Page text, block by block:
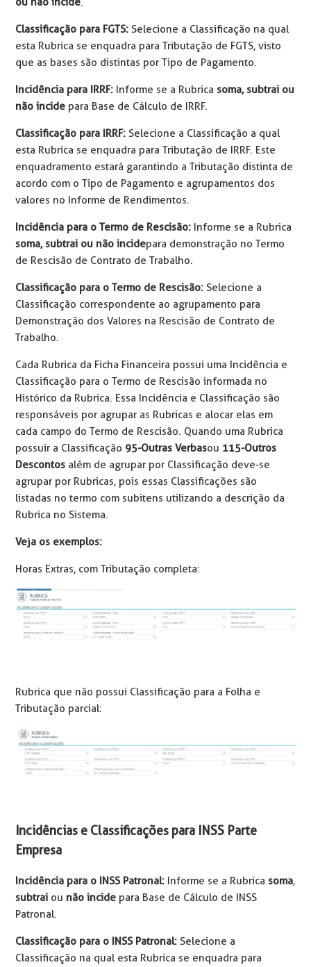
Classificação para FGTS: Selecione a Classificação na qual
esta Rubrica se enquadra para Tributação de FGTS, visto
que as bases são distintas por Tipo de Pagamento.
Incidência para IRRF: Informe se a Rubrica soma, subtrai ou
não incide para Base de Cálculo de IRRF.
Classificação para IRRF: Selecione a Classificação a qual
esta Rubrica se enquadra para Tributação de IRRF. Este
enquadramento estará garantindo a Tributação distinta de
acordo com o Tipo de Pagamento e agrupamentos dos
valores no Informe de Rendimentos.
Incidência para o Termo de Rescisão: Informe se a Rubrica
soma, subtrai ou não incidepara demonstração no Termo
de Rescisão de Contrato de Trabalho.
Classificação para o Termo de Rescisão: Selecione a
Classificação correspondente ao agrupamento para
Demonstração dos Valores na Rescisão de Contrato de
Trabalho.
Cada Rubrica da Ficha Financeira possui uma Incidência e
Classificação para o Termo de Rescisão informada no
Histórico da Rubrica. Essa Incidência e Classificação são
responsáveis por agrupar as Rubricas e alocar elas em
cada campo do Termo de Rescisão. Quando uma Rubrica
possuir a Classificação 95-Outras Verbasou 115-Outros
Descontos além de agrupar por Classificação deve-se
agrupar por Rubricas, pois essas Classificações são
listadas no termo com subitens utilizando a descrição da
Rubrica no Sistema.
Veja os exemplos:
Horas Extras, com Tributação completa:
Rubrica que não possui Classificação para a Folha e
Tributação parcial:
Incidências e Classificações para INSS Parte
Empresa
Incidência para o INSS Patronal: Informe se a Rubrica soma,
subtrai ou não incide para Base de Cálculo de INSS
Patronal.
Classificação para o INSS Patronal: Selecione a
Classificação na qual esta Rubrica se enquadra para